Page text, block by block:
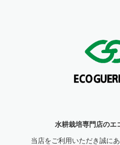
水耕栽培専門店のエ
当店をご利用いただき誠に